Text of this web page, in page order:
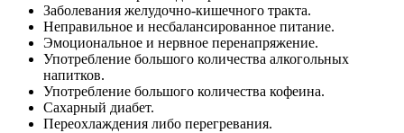
Заболевания желудочно-кишечного тракта.
Неправильное и несбалансированное питание.
Эмоциональное и нервное перенапряжение.
Употребление большого количества алкогольных
напитков.
Употребление большого количества кофеина.
Сахарный диабет.
Переохлаждения либо перегревания.